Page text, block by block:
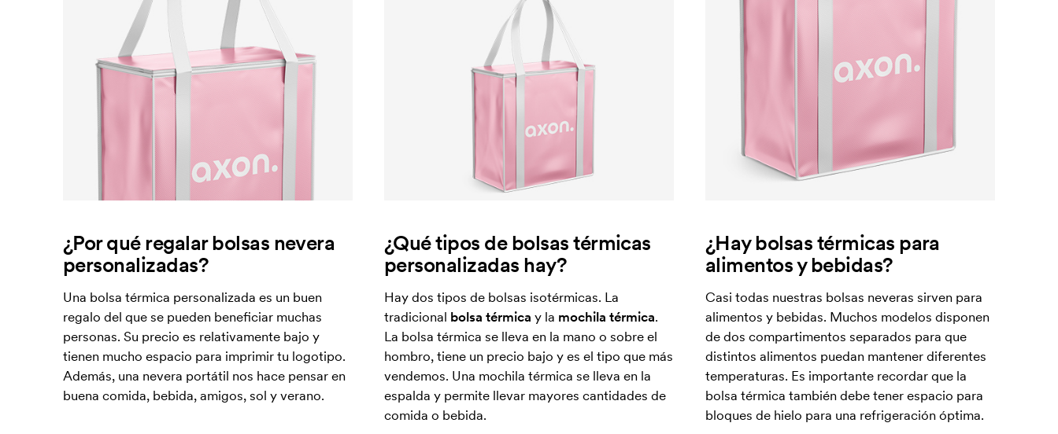
¿Por qué regalar bolsas nevera
personalizadas?
Una bolsa térmica personalizada es un buen
regalo del que se pueden beneficiar muchas
personas. Su precio es relativamente bajo y
tienen mucho espacio para imprimir tu logotipo.
Además, una nevera portátil nos hace pensar en
buena comida, bebida, amigos, sol y verano.
¿Qué tipos de bolsas térmicas
personalizadas hay?
Hay dos tipos de bolsas isotérmicas. La
tradicional bolsa térmica y la mochila térmica.
La bolsa térmica se lleva en la mano o sobre el
hombro, tiene un precio bajo y es el tipo que más
vendemos. Una mochila térmica se lleva en la
espalda y permite llevar mayores cantidades de
comida o bebida.
¿Hay bolsas térmicas para
alimentos y bebidas?
Casi todas nuestras bolsas neveras sirven para
alimentos y bebidas. Muchos modelos disponen
de dos compartimentos separados para que
distintos alimentos puedan mantener diferentes
temperaturas. Es importante recordar que la
bolsa térmica también debe tener espacio para
bloques de hielo para una refrigeración óptima.